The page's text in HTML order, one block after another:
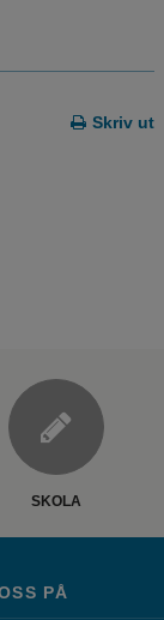
Skriv ut
SKOLA
PÅ